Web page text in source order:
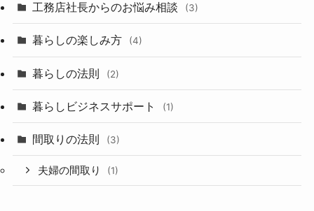
工務店社長からのお悩み相談 (3)
暮らしの楽しみ方 (4)
暮らしの法則 (2)
暮らしビジネスサポート (1)
間取りの法則 (3)
夫婦の間取り (1)